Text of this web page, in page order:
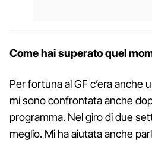
Come hai superato quel
Per fortuna al GF c’era anche
mi sono confrontata anche
programma. Nel giro di due
meglio. Mi ha aiutata anche